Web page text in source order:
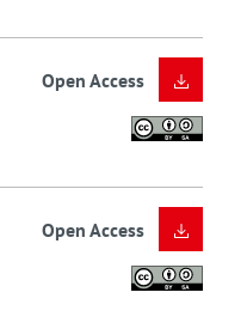
Open Access
Open Access